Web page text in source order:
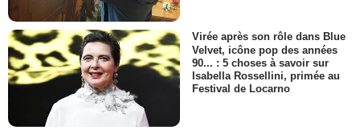
Virée après son rôle dans Blue
Velvet, icône pop des années
90... : 5 choses à savoir sur
Isabella Rossellini, primée au
Festival de Locarno